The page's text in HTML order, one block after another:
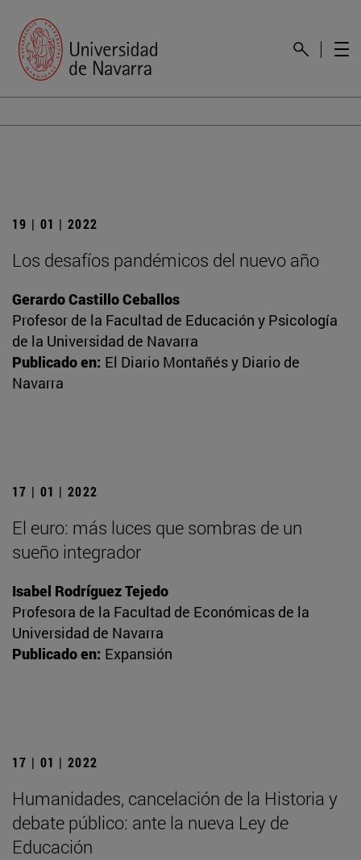
19 | 01 | 2022
Los desafíos pandémicos del nuevo año
Gerardo Castillo Ceballos
Profesor de la Facultad de Educación y Psicología
de la Universidad de Navarra
Publicado en: El Diario Montañés y Diario de
Navarra
17 | 01 | 2022
El euro: más luces que sombras de un
sueño integrador
Isabel Rodríguez Tejedo
Profesora de la Facultad de Económicas de la
Universidad de Navarra
Publicado en: Expansión
17 | 01 | 2022
Humanidades, cancelación de la Historia y
debate público: ante la nueva Ley de
Educación